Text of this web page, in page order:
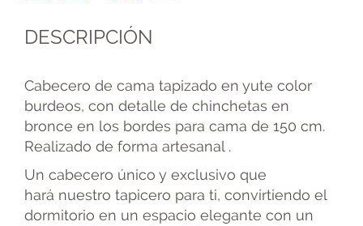
DESCRIPCIÓN
Cabecero de cama tapizado en yute color
burdeos, con detalle de chinchetas en
bronce en los bordes para cama de 150 cm.
Realizado de forma artesanal .
Un cabecero único y exclusivo que
hará nuestro tapicero para ti, convirtiendo el
dormitorio en un espacio elegante con un